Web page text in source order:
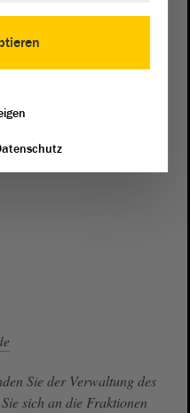
Sie der Verwaltung des
sich an die Fraktionen